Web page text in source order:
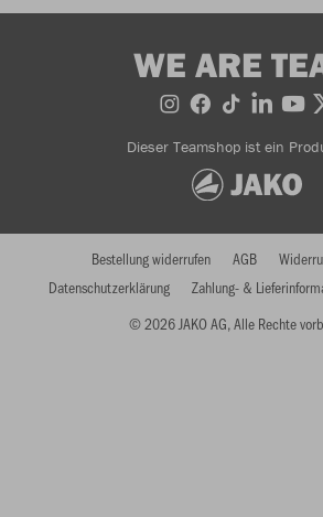
WE ARE
Dieser Teamshop ist ein
© 2026 JAKO AG, Alle Rechte
Bestellung widerrufen AGB
Datenschutzerklärung
Zahlung- &